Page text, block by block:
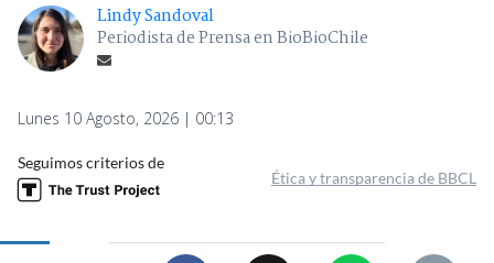
Lindy Sandoval
Periodista de Prensa en BioBioChile
Lunes 10 Agosto, 2026 | 00:13
Seguimos criterios de
Ética y transparencia de BBCL